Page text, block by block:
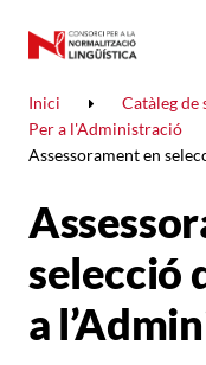
Inici
Catàleg de
Per a l'Administració
Assessorament en
selecció
a